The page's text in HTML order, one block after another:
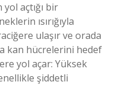
açtığı bir
ısırığıyla
ulaşır ve orada
kan hücrelerini hedef
yol açar: Yüksek
şiddetli